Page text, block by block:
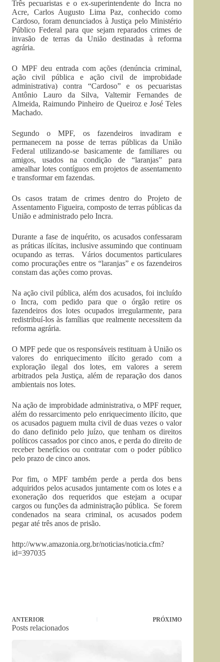
Três pecuaristas e o ex-superintendente do Incra no
Acre, Carlos Augusto Lima Paz, conhecido como
Cardoso, foram denunciados à Justiça pelo Ministério
Público Federal para que sejam reparados crimes de
invasão de terras da União destinadas à reforma
agrária.
O MPF deu entrada com ações (denúncia criminal,
ação civil pública e ação civil de improbidade
administrativa) contra “Cardoso” e os pecuaristas
Antônio Lauro da Silva, Valtemir Fernandes de
Almeida, Raimundo Pinheiro de Queiroz e José Teles
Machado.
Segundo o MPF, os fazendeiros invadiram e
permanecem na posse de terras públicas da União
Federal utilizando-se basicamente de familiares ou
amigos, usados na condição de “laranjas” para
amealhar lotes contíguos em projetos de assentamento
e transformar em fazendas.
Os casos tratam de crimes dentro do Projeto de
Assentamento Figueira, composto de terras públicas da
União e administrado pelo Incra.
Durante a fase de inquérito, os acusados confessaram
as práticas ilícitas, inclusive assumindo que continuam
ocupando as terras. Vários documentos particulares
como procurações entre os “laranjas” e os fazendeiros
constam das ações como provas.
Na ação civil pública, além dos acusados, foi incluído
o Incra, com pedido para que o órgão retire os
fazendeiros dos lotes ocupados irregularmente, para
redistribuí-los às famílias que realmente necessitem da
reforma agrária.
O MPF pede que os responsáveis restituam à União os
valores do enriquecimento ilícito gerado com a
exploração ilegal dos lotes, em valores a serem
arbitrados pela Justiça, além de reparação dos danos
ambientais nos lotes.
Na ação de improbidade administrativa, o MPF requer,
além do ressarcimento pelo enriquecimento ilícito, que
os acusados paguem multa civil de duas vezes o valor
do dano definido pelo juízo, que tenham os direitos
políticos cassados por cinco anos, e perda do direito de
receber benefícios ou contratar com o poder público
pelo prazo de cinco anos.
Por fim, o MPF também perde a perda dos bens
adquiridos pelos acusados juntamente com os lotes e a
exoneração dos requeridos que estejam a ocupar
cargos ou funções da administração pública. Se forem
condenados na seara criminal, os acusados podem
pegar até três anos de prisão.
http://www.amazonia.org.br/noticias/noticia.cfm?
id=397035
ANTERIOR PRÓXIMO
Posts relacionados